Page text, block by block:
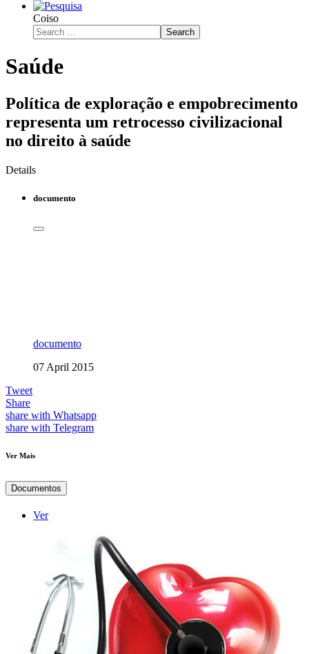
Coiso
Search
Saúde
Política de exploração e empobrecimento
representa um retrocesso civilizacional
no direito à saúde
Details
documento
documento
07 April 2015
Tweet
Share
share with Whatsapp
share with Telegram
Ver Mais
Documentos
Ver